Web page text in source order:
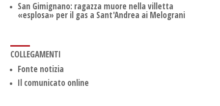
San Gimignano: ragazza muore nella villetta
«esplosa» per il gas a Sant'Andrea ai Melograni
COLLEGAMENTI
Fonte notizia
Il comunicato online